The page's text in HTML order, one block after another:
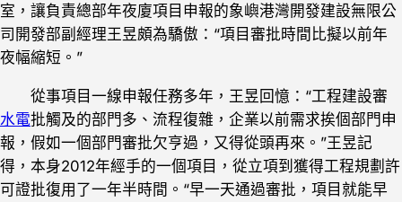
室，讓負責總部年夜廈項目申報的象嶼港灣開發建設無限公
司開發部副經理王昱頗為驕傲：“項目審批時間比擬以前年
夜幅縮短。”
從事項目一線申報任務多年，王昱回憶：“工程建設審
水電批觸及的部門多、流程復雜，企業以前需求挨個部門申
報，假如一個部門審批欠亨過，又得從頭再來。”王昱記
得，本身2012年經手的一個項目，從立項到獲得工程規劃許
可證批復用了一年半時間。“早一天通過審批，項目就能早